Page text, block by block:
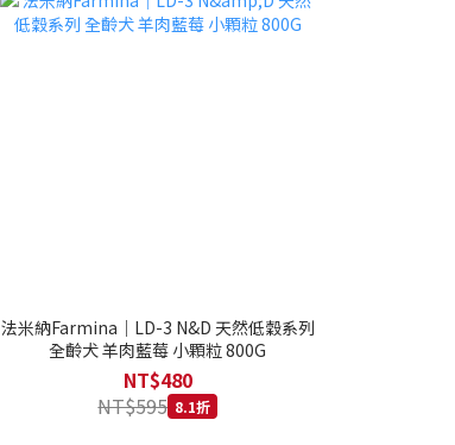
法米納Farmina｜LD-3 N&D 天然低穀系列
全齡犬 羊肉藍莓 小顆粒 800G
NT$480
NT$595 8.1折